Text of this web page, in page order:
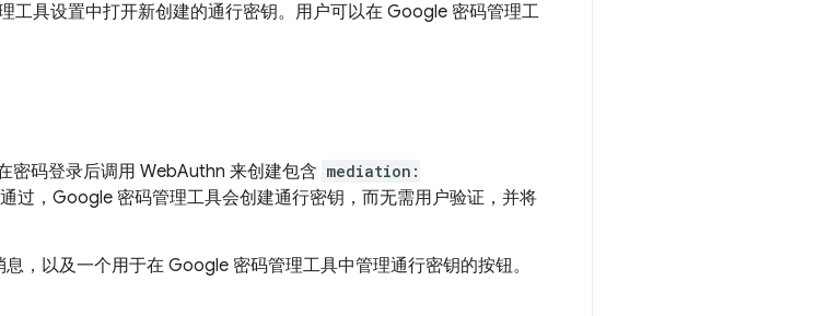
工具设置中打开新创建的通行密钥。用户可以在 Google 密码管理工
密码登录后调用 WebAuthn 来创建包含 mediation:
通过，Google 密码管理工具会创建通行密钥，而无需用户验证，并将
，以及一个用于在 Google 密码管理工具中管理通行密钥的按钮。